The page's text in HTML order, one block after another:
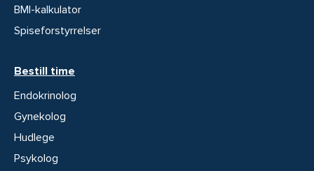
BMI-kalkulator
Spiseforstyrrelser
Bestill time
Endokrinolog
Gynekolog
Hudlege
Psykolog